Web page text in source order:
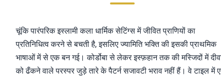
चूंकि पारंपरिक इस्लामी कला धार्मिक सेटिंग्स में जीवित प्राणियों का
प्रतिनिधित्व करने से बचती है, इसलिए ज्यामिति भक्ति की इसकी प्राथमिक
भाषाओं में से एक बन गई। कोर्डोबा से लेकर इस्फ़हान तक की मस्जिदों में
को ढँकने वाले परस्पर जुड़े तारे के पैटर्न सजावटी भराव नहीं हैं। वे टाइल में